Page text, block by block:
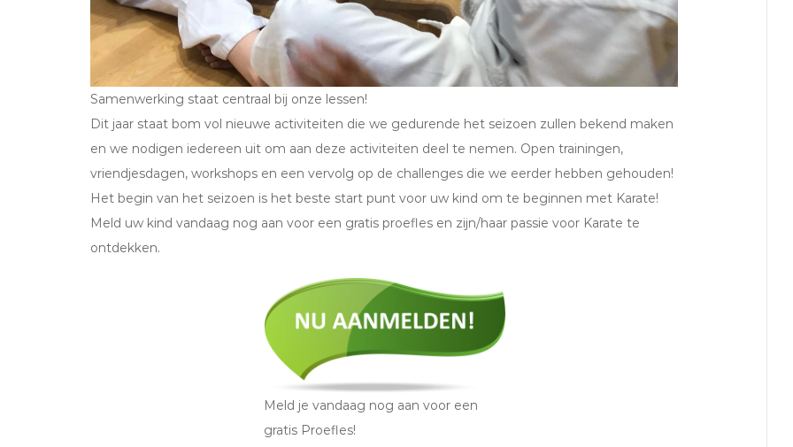
Samenwerking staat centraal bij onze lessen!
Dit jaar staat bom vol nieuwe activiteiten die we gedurende het seizoen zullen bekend maken
en we nodigen iedereen uit om aan deze activiteiten deel te nemen. Open trainingen,
vriendjesdagen, workshops en een vervolg op de challenges die we eerder hebben gehouden!
Het begin van het seizoen is het beste start punt voor uw kind om te beginnen met Karate!
Meld uw kind vandaag nog aan voor een gratis proefles en zijn/haar passie voor Karate te
ontdekken.
Meld je vandaag nog aan voor een
gratis Proefles!